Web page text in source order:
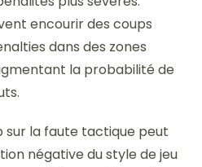
encourir des coups
dans des zones
la probabilité de
la faute tactique peut
négative du style de jeu